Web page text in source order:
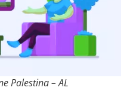
Palestina – AL